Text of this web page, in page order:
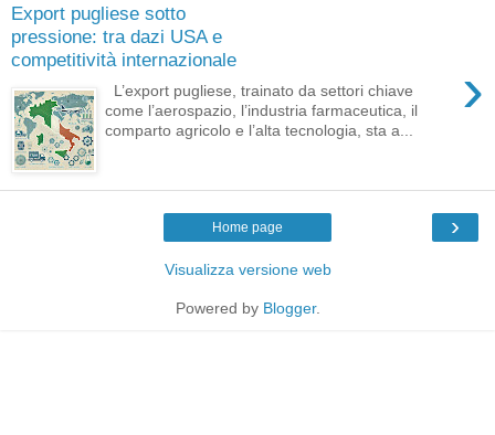
Export pugliese sotto
pressione: tra dazi USA e
competitività internazionale
›
L’export pugliese, trainato da settori chiave
come l’aerospazio, l’industria farmaceutica, il
comparto agricolo e l’alta tecnologia, sta a...
›
Home page
Visualizza versione web
Powered by Blogger.